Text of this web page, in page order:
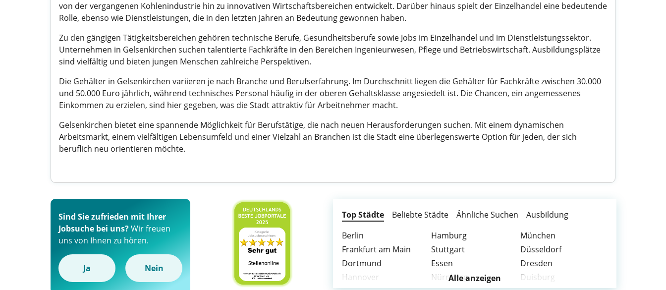
von der vergangenen Kohlenindustrie hin zu innovativen Wirtschaftsbereichen entwickelt. Darüber hinaus spielt der Einzelhandel eine bedeutende
Rolle, ebenso wie Dienstleistungen, die in den letzten Jahren an Bedeutung gewonnen haben.
Zu den gängigen Tätigkeitsbereichen gehören technische Berufe, Gesundheitsberufe sowie Jobs im Einzelhandel und im Dienstleistungssektor.
Unternehmen in Gelsenkirchen suchen talentierte Fachkräfte in den Bereichen Ingenieurwesen, Pflege und Betriebswirtschaft. Ausbildungsplätze
sind vielfältig und bieten jungen Menschen zahlreiche Perspektiven.
Die Gehälter in Gelsenkirchen variieren je nach Branche und Berufserfahrung. Im Durchschnitt liegen die Gehälter für Fachkräfte zwischen 30.000
und 50.000 Euro jährlich, während technisches Personal häufig in der oberen Gehaltsklasse angesiedelt ist. Die Chancen, ein angemessenes
Einkommen zu erzielen, sind hier gegeben, was die Stadt attraktiv für Arbeitnehmer macht.
Gelsenkirchen bietet eine spannende Möglichkeit für Berufstätige, die nach neuen Herausforderungen suchen. Mit einem dynamischen
Arbeitsmarkt, einem vielfältigen Lebensumfeld und einer Vielzahl an Branchen ist die Stadt eine überlegenswerte Option für jeden, der sich
beruflich neu orientieren möchte.
Sind Sie zufrieden mit Ihrer
Jobsuche bei uns?Wir freuen
uns von Ihnen zu hören.
Ja Nein
Top Städte Beliebte Städte Ähnliche Suchen
Ausbildung
Berlin
Hamburg
München
Frankfurt am Main
Stuttgart
Düsseldorf
Dortmund
Essen
Dresden
Hannover
Nürnberg
Duisburg
Alle anzeigen